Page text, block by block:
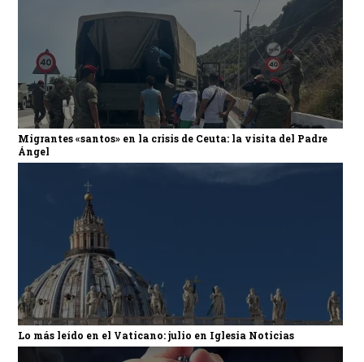
Migrantes «santos» en la crisis de Ceuta: la visita del Padre
Ángel
Lo más leído en el Vaticano: julio en Iglesia Noticias